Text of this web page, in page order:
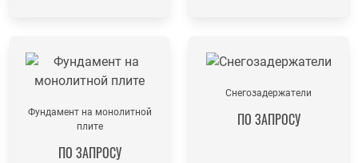
Фундамент на монолитной
плите
ПО ЗАПРОСУ
Снегозадержатели
ПО ЗАПРОСУ